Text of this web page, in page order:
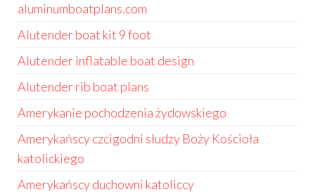
aluminumboatplans.com
Alutender boat kit 9 foot
Alutender inflatable boat design
Alutender rib boat plans
Amerykanie pochodzenia żydowskiego
Amerykańscy czcigodni słudzy Boży Kościoła
katolickiego
Amerykańscy duchowni katoliccy